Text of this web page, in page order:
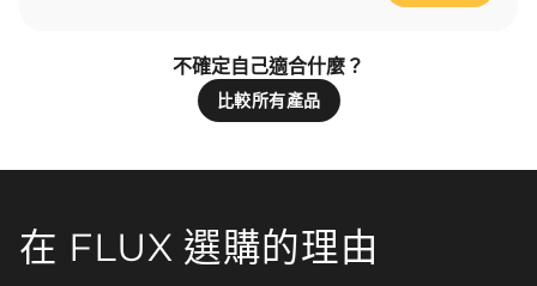
不確定自己適合什麼？
比較所有產品
在 FLUX 選購的理由